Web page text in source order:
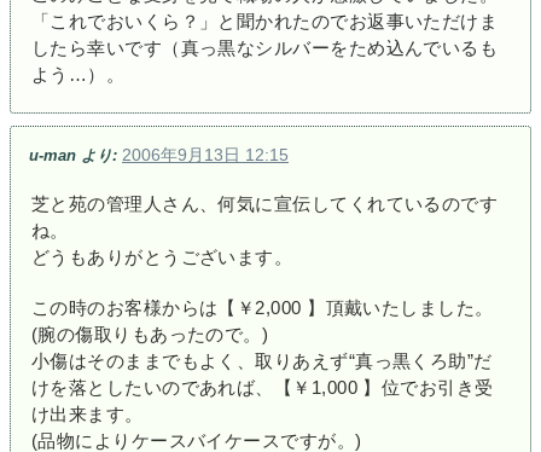
「これでおいくら？」と聞かれたのでお返事いただけま
したら幸いです（真っ黒なシルバーをため込んでいるも
よう…）。
u-man より: 2006年9月13日 12:15
芝と苑の管理人さん、何気に宣伝してくれているのです
ね。
どうもありがとうございます。
この時のお客様からは【￥2,000 】頂戴いたしました。
(腕の傷取りもあったので。)
小傷はそのままでもよく、取りあえず“真っ黒くろ助”だ
けを落としたいのであれば、【￥1,000 】位でお引き受
け出来ます。
(品物によりケースバイケースですが。)